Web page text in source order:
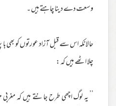
وسعت دے دینا چاہتے ہیں ۔
حالانکہ اس سے قبل آزاد عورتوں کو بھی
چلا اٹھے ہیں کہ :
’’ یہ لوگ اچھی طرح جانتے ہیں کہ